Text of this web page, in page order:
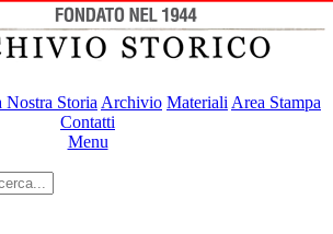
Nostra Storia Archivio Materiali Area Stampa
Contatti
Menu